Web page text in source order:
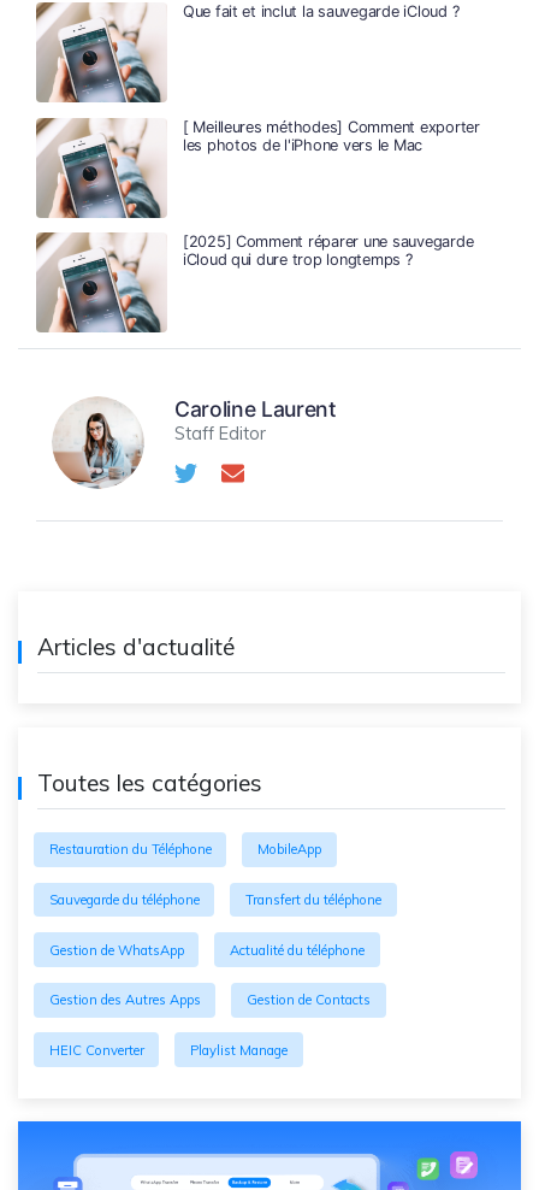
Que fait et inclut la sauvegarde iCloud ?
[ Meilleures méthodes] Comment exporter
les photos de l'iPhone vers le Mac
[2025] Comment réparer une sauvegarde
iCloud qui dure trop longtemps ?
Caroline Laurent
Staff Editor
Articles d'actualité
Toutes les catégories
Restauration du Téléphone MobileApp
Sauvegarde du téléphone Transfert du téléphone
Gestion de WhatsApp Actualité du téléphone
Gestion des Autres Apps Gestion de Contacts
HEIC Converter Playlist Manage